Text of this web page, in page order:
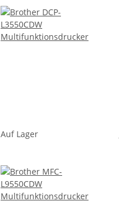
Auf Lager